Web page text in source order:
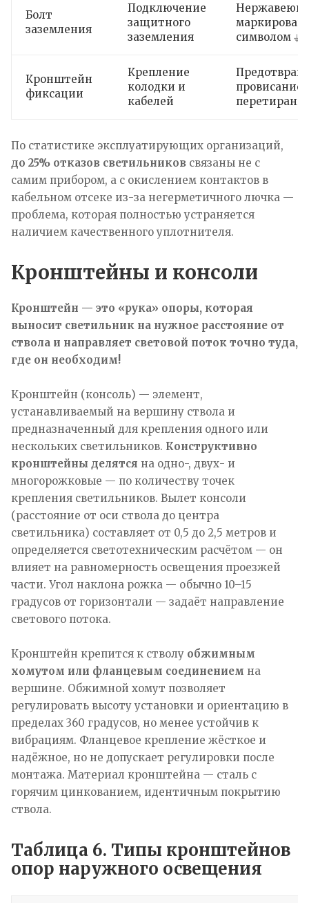
Болт
заземления
Подключение
защитного
заземления
символом ⏚
Кронштейн
фиксации
Крепление
колодки и
кабелей
провисание
По статистике эксплуатирующих организаций,
до 25% отказов светильников связаны не с
самим прибором, а с окислением контактов в
кабельном отсеке из-за негерметичного лючка —
проблема, которая полностью устраняется
наличием качественного уплотнителя.
Кронштейны и консоли
Кронштейн — это «рука» опоры, которая
выносит светильник на нужное расстояние от
ствола и направляет световой поток точно туда,
где он необходим!
Кронштейн (консоль) — элемент,
устанавливаемый на вершину ствола и
предназначенный для крепления одного или
нескольких светильников. Конструктивно
кронштейны делятся на одно-, двух- и
многорожковые — по количеству точек
крепления светильников. Вылет консоли
(расстояние от оси ствола до центра
светильника) составляет от 0,5 до 2,5 метров и
определяется светотехническим расчётом — он
влияет на равномерность освещения проезжей
части. Угол наклона рожка — обычно 10–15
градусов от горизонтали — задаёт направление
светового потока.
Кронштейн крепится к стволу обжимным
хомутом или фланцевым соединением на
вершине. Обжимной хомут позволяет
регулировать высоту установки и ориентацию в
пределах 360 градусов, но менее устойчив к
вибрациям. Фланцевое крепление жёсткое и
надёжное, но не допускает регулировки после
монтажа. Материал кронштейна — сталь с
горячим цинкованием, идентичным покрытию
ствола.
Таблица 6. Типы кронштейнов
опор наружного освещения